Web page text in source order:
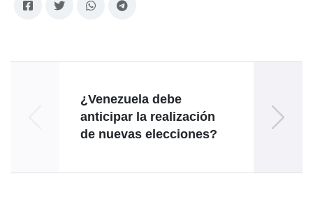
¿Venezuela debe
anticipar la realización
de nuevas elecciones?